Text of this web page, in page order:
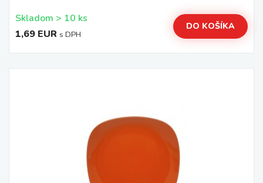
Skladom > 10 ks
1,69 EUR s DPH
DO KOŠÍKA